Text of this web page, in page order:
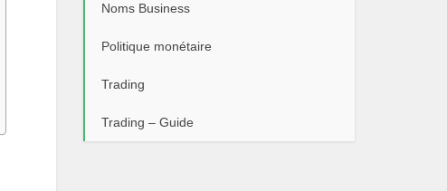
Noms Business
Politique monétaire
Trading
Trading – Guide